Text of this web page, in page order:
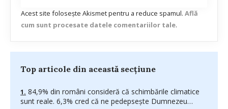
Acest site folosește Akismet pentru a reduce spamul. Află
cum sunt procesate datele comentariilor tale.
Top articole din această secțiune
84,9% din români consideră că schimbările climatice
sunt reale. 6,3% cred că ne pedepsește Dumnezeu…